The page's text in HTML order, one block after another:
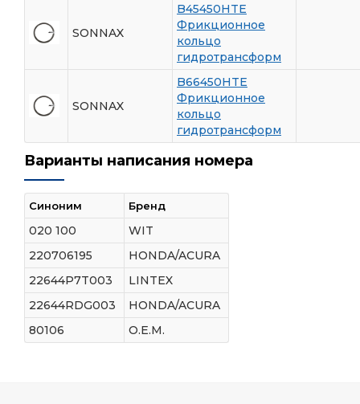
SONNAX
B45450HTE
Фрикционное
кольцо
гидротрансформ
SONNAX
B66450HTE
Фрикционное
кольцо
гидротрансформ
Варианты написания номера
Синоним Бренд
020 100
WIT
220706195
HONDA/ACURA
22644P7T003
LINTEX
22644RDG003
HONDA/ACURA
80106
O.E.M.